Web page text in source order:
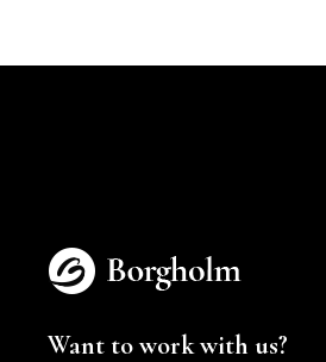
Want to work with us?